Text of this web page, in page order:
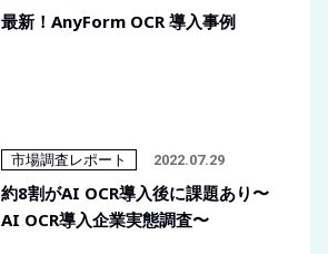
最新！AnyForm OCR 導入事例
市場調査レポート 2022.07.29
約8割がAI OCR導入後に課題あり〜
AI OCR導入企業実態調査〜